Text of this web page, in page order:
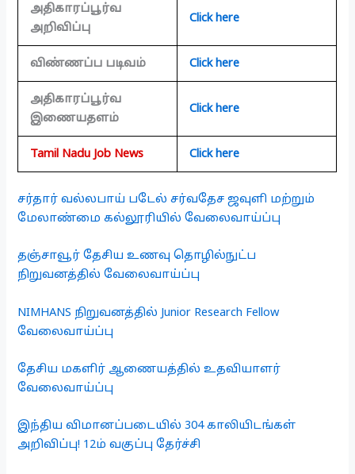
அதிகாரப்பூர்வ
அறிவிப்பு
Click here
விண்ணப்ப படிவம் Click here
அதிகாரப்பூர்வ
இணையதளம்
Click here
Tamil Nadu Job News Click here
சர்தார் வல்லபாய் படேல் சர்வதேச ஜவுளி மற்றும்
மேலாண்மை கல்லூரியில் வேலைவாய்ப்பு
தஞ்சாவூர் தேசிய உணவு தொழில்நுட்ப
நிறுவனத்தில் வேலைவாய்ப்பு
NIMHANS நிறுவனத்தில் Junior Research Fellow
வேலைவாய்ப்பு
தேசிய மகளிர் ஆணையத்தில் உதவியாளர்
வேலைவாய்ப்பு
இந்திய விமானப்படையில் 304 காலியிடங்கள்
அறிவிப்பு! 12ம் வகுப்பு தேர்ச்சி